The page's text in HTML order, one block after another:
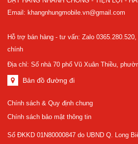
Email: khangnhungmobile.vn@gmail.com
Hỗ trợ bán hàng - tư vấn: Zalo
chính
Địa chỉ: Số nhà 70 phố Vũ Xuân Thiều,
Bản đồ đường đi
Chính sách & Quy định chung
Chính sách bảo mật thông tin
Số ĐKKD 01N80000847 do UBND Q. Long